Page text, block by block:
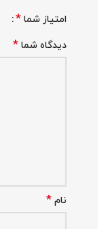
امتیاز شما *
دیدگاه شما *
نام *